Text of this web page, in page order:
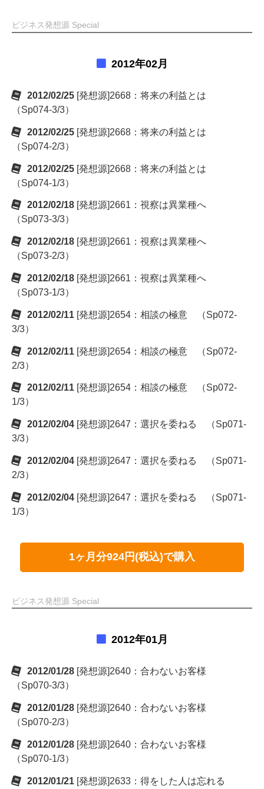
ビジネス発想源 Special
2012年02月
2012/02/25 [発想源]2668：将来の利益とは
（Sp074-3/3）
2012/02/25 [発想源]2668：将来の利益とは
（Sp074-2/3）
2012/02/25 [発想源]2668：将来の利益とは
（Sp074-1/3）
2012/02/18 [発想源]2661：視察は異業種へ
（Sp073-3/3）
2012/02/18 [発想源]2661：視察は異業種へ
（Sp073-2/3）
2012/02/18 [発想源]2661：視察は異業種へ
（Sp073-1/3）
2012/02/11 [発想源]2654：相談の極意 （Sp072-
3/3）
2012/02/11 [発想源]2654：相談の極意 （Sp072-
2/3）
2012/02/11 [発想源]2654：相談の極意 （Sp072-
1/3）
2012/02/04 [発想源]2647：選択を委ねる （Sp071-
3/3）
2012/02/04 [発想源]2647：選択を委ねる （Sp071-
2/3）
2012/02/04 [発想源]2647：選択を委ねる （Sp071-
1/3）
1ヶ月分924円(税込)で購入
ビジネス発想源 Special
2012年01月
2012/01/28 [発想源]2640：合わないお客様
（Sp070-3/3）
2012/01/28 [発想源]2640：合わないお客様
（Sp070-2/3）
2012/01/28 [発想源]2640：合わないお客様
（Sp070-1/3）
2012/01/21 [発想源]2633：得をした人は忘れる